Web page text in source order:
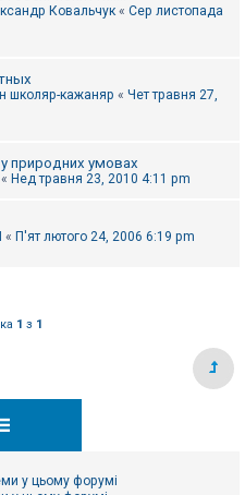
Ковальчук « Сер листопада
школяр-кажаняр « Чет травня 27,
природних умовах
« Нед травня 23, 2010 4:11 pm
« П'ят лютого 24, 2006 6:19 pm
1 з 1
у цьому форумі